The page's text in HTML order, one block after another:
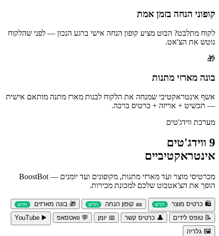
קופוני הנחה בזמן אמת
לקוח מתלבט? הבוט מציע קופון הנחה אישי ברגע הנכון — לפני שהלקוח
נוטש את הצ'אט.
🎁
בונה מארזי מתנות
אשף אינטראקטיבי שמנחה את הלקוח לבנות מארז מתנה מותאם אישית
— תכשיט + אריזה + כרטיס ברכה.
מערכת ווידג'טים
9 ווידג'טים
אינטראקטיביים
מכרטיסי מוצר ועד מארזי מתנות, מקופונים ועד יומנים — BoostBot
הופך את הצ'אטבוט שלכם למכונת מכירות.
🛍️ כרטיס מוצר חדש 🎫 קופון הנחה חדש 🎁 בונה מארזים חדש
📝 טופס לידים 👤 כרטיס קשר 📅 יומן 💬 וואטסאפ
▶️ YouTube
🖼️ גלריה